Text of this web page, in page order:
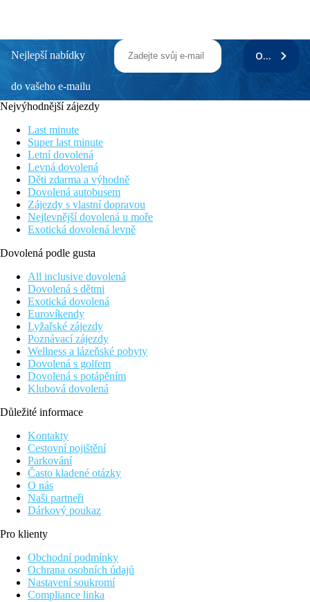
Nejlepší nabídky
do vašeho e-mailu
ODEBÍRAT
Nejvýhodnější zájezdy
Last minute
Super last minute
Letní dovolená
Levná dovolená
Děti zdarma a výhodně
Dovolená autobusem
Zájezdy s vlastní dopravou
Nejlevnější dovolená u moře
Exotická dovolená levně
Dovolená podle gusta
All inclusive dovolená
Dovolená s dětmi
Exotická dovolená
Eurovíkendy
Lyžařské zájezdy
Poznávací zájezdy
Wellness a lázeňské pobyty
Dovolená s golfem
Dovolená s potápěním
Klubová dovolená
Důležité informace
Kontakty
Cestovní pojištění
Parkování
Často kladené otázky
O nás
Naši partneři
Dárkový poukaz
Pro klienty
Obchodní podmínky
Ochrana osobních údajů
Nastavení soukromí
Compliance linka